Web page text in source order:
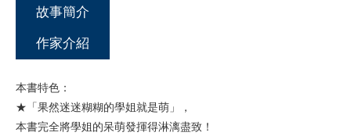
故事簡介
作家介紹
本書特色：
★「果然迷迷糊糊的學姐就是萌」，
本書完全將學姐的呆萌發揮得淋漓盡致！